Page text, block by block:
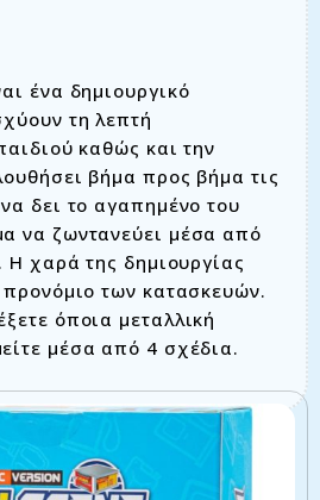
ένα δημιουργικό
τη λεπτή
καθώς και την
βήμα προς βήμα τις
δει το αγαπημένο του
να ζωντανεύει μέσα από
Η χαρά της δημιουργίας
προνόμιο των κατασκευών.
όποια μεταλλική
μέσα από 4 σχέδια.
προϊόντα